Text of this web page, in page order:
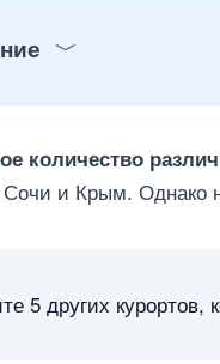
количество
и Крым. Однако
5 других курортов,